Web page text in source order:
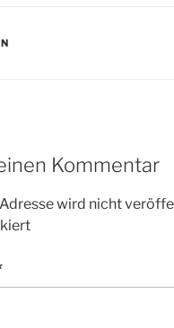
Kommentar
wird nicht